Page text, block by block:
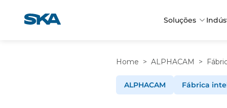
Soluções
Home > ALPHACAM >
ALPHACAM Fábrica